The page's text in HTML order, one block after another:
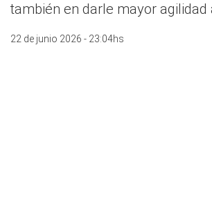
también en darle mayor agilidad
22 de junio 2026 - 23:04hs